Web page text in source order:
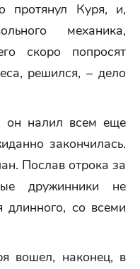
Куря, и,
механика,
скоро попросят
решился, – дело
он налил всем еще
закончилась.
Послав отрока за
дружинники не
длинного, со всеми
вошел, наконец, в